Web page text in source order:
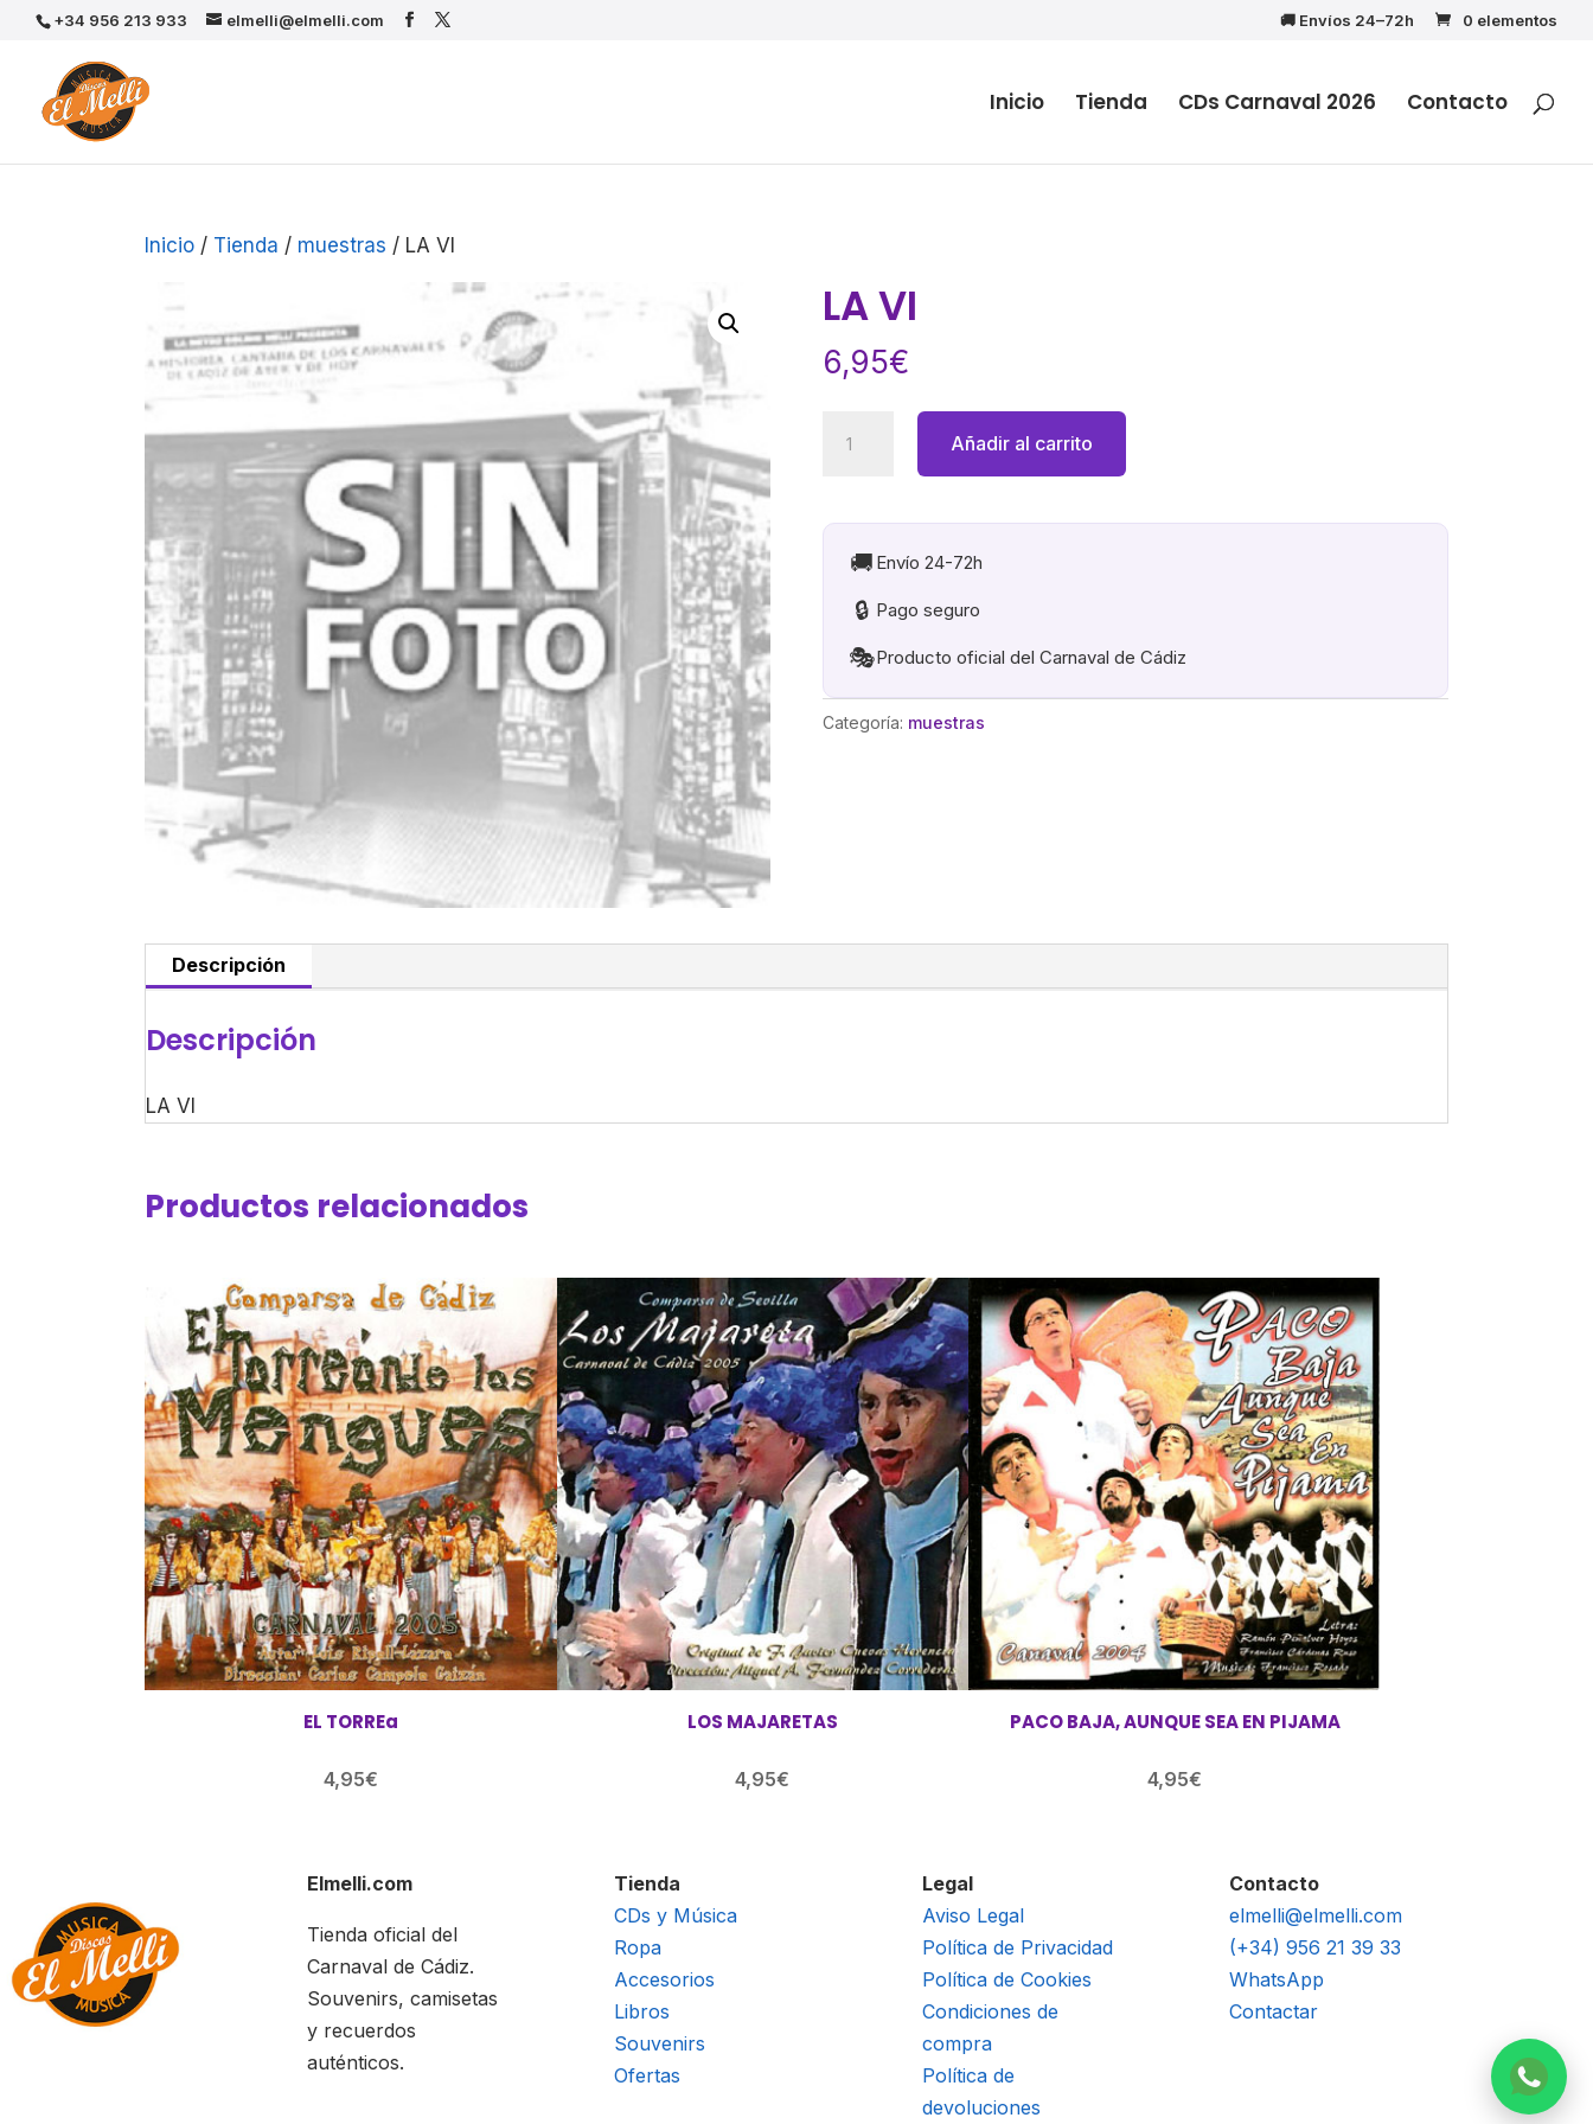
+34 956 213 933 elmelli@elmelli.com 🚚 Envíos 24–72h 0 elementos
Inicio Tienda CDs Carnaval 2026 Contacto
Inicio / Tienda / muestras / LA VI
LA VI
6,95€
Añadir al carrito
🚚 Envío 24-72h
🔒 Pago seguro
🎭Producto oficial del Carnaval de Cádiz
Categoría: muestras
Descripción
Descripción
LA VI
Productos relacionados
EL TORREa
4,95€
LOS MAJARETAS
4,95€
PACO BAJA, AUNQUE SEA EN PIJAMA
4,95€
Elmelli.com
Tienda oficial del
Carnaval de Cádiz.
Souvenirs, camisetas
y recuerdos
auténticos.
Tienda
CDs y Música
Ropa
Accesorios
Libros
Souvenirs
Ofertas
Legal
Aviso Legal
Política de Privacidad
Política de Cookies
Condiciones de
compra
Política de
devoluciones
Contacto
elmelli@elmelli.com
(+34) 956 21 39 33
WhatsApp
Contactar